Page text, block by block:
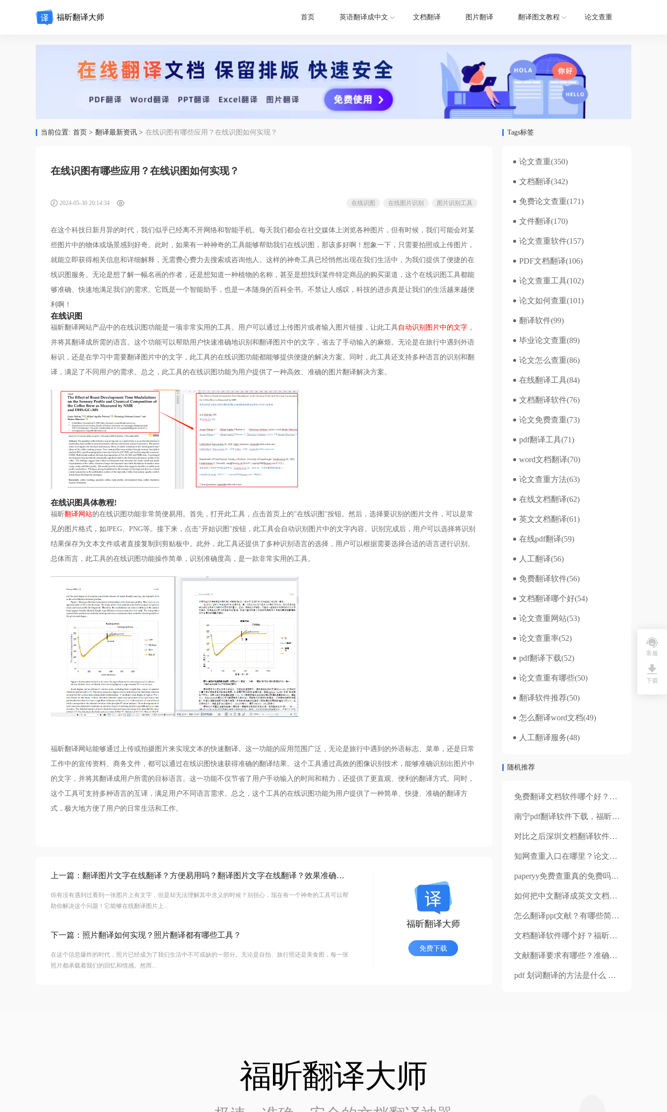
福昕翻译大师 首页 英语翻译成中文 文档翻译 图片翻译 翻译图文教程 论文查重
当前位置: 首页 > 翻译最新资讯 > 在线识图有哪些应用？在线识图如何实现？
在线识图有哪些应用？在线识图如何实现？
2024-05-30 20:14:34 在线识图 在线图片识别 图片识别工具
在这个科技日新月异的时代，我们似乎已经离不开网络和智能手机。每天我们都会在社交媒体上浏览各种图片，但有时候，我们可能会对某
些图片中的物体或场景感到好奇。此时，如果有一种神奇的工具能够帮助我们在线识图，那该多好啊！想象一下，只需要拍照或上传图片，
就能立即获得相关信息和详细解释，无需费心费力去搜索或咨询他人。这样的神奇工具已经悄然出现在我们生活中，为我们提供了便捷的在
线识图服务。无论是想了解一幅名画的作者，还是想知道一种植物的名称，甚至是想找到某件特定商品的购买渠道，这个在线识图工具都能
够准确、快速地满足我们的需求。它既是一个智能助手，也是一本随身的百科全书。不禁让人感叹，科技的进步真是让我们的生活越来越便
利啊！
在线识图
福昕翻译网站产品中的在线识图功能是一项非常实用的工具。用户可以通过上传图片或者输入图片链接，让此工具自动识别图片中的文字 ，
并将其翻译成所需的语言。这个功能可以帮助用户快速准确地识别和翻译图片中的文字，省去了手动输入的麻烦。无论是在旅行中遇到外语
标识，还是在学习中需要翻译图片中的文字，此工具的在线识图功能都能够提供便捷的解决方案。同时，此工具还支持多种语言的识别和翻
译，满足了不同用户的需求。总之，此工具的在线识图功能为用户提供了一种高效、准确的图片翻译解决方案。
在线识图具体教程!
福昕翻译网站的在线识图功能非常简便易用。首先，打开此工具，点击首页上的"在线识图"按钮。然后，选择要识别的图片文件，可以是常
见的图片格式，如JPEG、PNG等。接下来，点击"开始识图"按钮，此工具会自动识别图片中的文字内容。识别完成后，用户可以选择将识别
结果保存为文本文件或者直接复制到剪贴板中。此外，此工具还提供了多种识别语言的选择，用户可以根据需要选择合适的语言进行识别。
总体而言，此工具的在线识图功能操作简单，识别准确度高，是一款非常实用的工具。
福昕翻译网站能够通过上传或拍摄图片来实现文本的快速翻译。这一功能的应用范围广泛，无论是旅行中遇到的外语标志、菜单，还是日常
工作中的宣传资料、商务文件，都可以通过在线识图快速获得准确的翻译结果。这个工具通过高效的图像识别技术，能够准确识别出图片中
的文字，并将其翻译成用户所需的目标语言。这一功能不仅节省了用户手动输入的时间和精力，还提供了更直观、便利的翻译方式。同时，
这个工具可支持多种语言的互译，满足用户不同语言需求。总之，这个工具的在线识图功能为用户提供了一种简单、快捷、准确的翻译方
式，极大地方便了用户的日常生活和工作。
上一篇： 翻译图片文字在线翻译？方便易用吗？翻译图片文字在线翻译？效果准确吗？
你有没有遇到过看到一张图片上有文字，但是却无法理解其中含义的时候？别担心，现在有一个神奇的工具可以帮
助你解决这个问题！它能够在线翻译图片上...
下一篇： 照片翻译如何实现？照片翻译都有哪些工具？
在这个信息爆炸的时代，照片已经成为了我们生活中不可或缺的一部分。无论是自拍、旅行照还是美食图，每一张
照片都承载着我们的回忆和情感。然而...
福昕翻译大师
免费下载
Tags标签
论文查重(350)
文档翻译(342)
免费论文查重(171)
文件翻译(170)
论文查重软件(157)
PDF文档翻译(106)
论文查重工具(102)
论文如何查重(101)
翻译软件(99)
毕业论文查重(89)
论文怎么查重(86)
在线翻译工具(84)
文档翻译软件(76)
论文免费查重(73)
pdf翻译工具(71)
word文档翻译(70)
论文查重方法(63)
在线文档翻译(62)
英文文档翻译(61)
在线pdf翻译(59)
人工翻译(56)
免费翻译软件(56)
文档翻译哪个好(54)
论文查重网站(53)
论文查重率(52)
pdf翻译下载(52)
论文查重有哪些(50)
翻译软件推荐(50)
怎么翻译word文档(49)
人工翻译服务(48)
随机推荐
免费翻译文档软件哪个好？好用的翻译神器介绍～
南宁pdf翻译软件下载，福昕翻译大师软件的优点
对比之后深圳文档翻译软件哪个好？翻译软件有什么特点？
知网查重入口在哪里？论文查重率多少合格？
paperyy免费查重真的免费吗？论文查重安全吗？
如何把中文翻译成英文文档？如何将整篇中文word文档翻译成英文？
怎么翻译ppt文献？有哪些简单的解决方法？
文档翻译软件哪个好？福昕翻译大师好用吗？
文献翻译要求有哪些？准确翻译文献软件哪款值得推荐？
pdf 划词翻译的方法是什么 进行人工翻译时有哪些注意事项
福昕翻译大师
客服
下载